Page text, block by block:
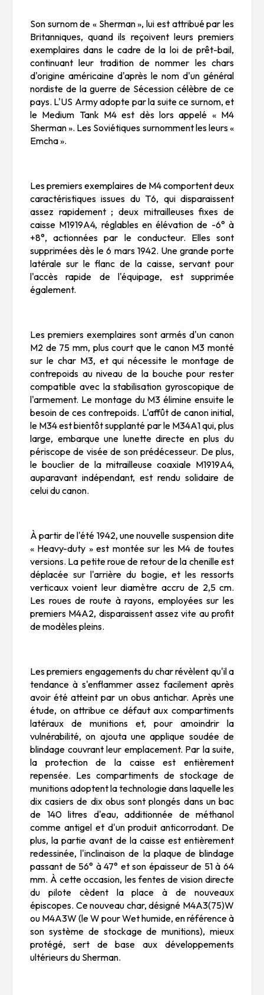
Son surnom de « Sherman », lui est attribué par les
Britanniques, quand ils reçoivent leurs premiers
exemplaires dans le cadre de la loi de prêt-bail,
continuant leur tradition de nommer les chars
d'origine américaine d'après le nom d'un général
nordiste de la guerre de Sécession célèbre de ce
pays. L'US Army adopte par la suite ce surnom, et
le Medium Tank M4 est dès lors appelé « M4
Sherman ». Les Soviétiques surnomment les leurs «
Emcha ».
Les premiers exemplaires de M4 comportent deux
caractéristiques issues du T6, qui disparaissent
assez rapidement ; deux mitrailleuses fixes de
caisse M1919A4, réglables en élévation de -6° à
+8°, actionnées par le conducteur. Elles sont
supprimées dès le 6 mars 1942. Une grande porte
latérale sur le flanc de la caisse, servant pour
l'accès rapide de l'équipage, est supprimée
également.
Les premiers exemplaires sont armés d'un canon
M2 de 75 mm, plus court que le canon M3 monté
sur le char M3, et qui nécessite le montage de
contrepoids au niveau de la bouche pour rester
compatible avec la stabilisation gyroscopique de
l'armement. Le montage du M3 élimine ensuite le
besoin de ces contrepoids. L'affût de canon initial,
le M34 est bientôt supplanté par le M34A1 qui, plus
large, embarque une lunette directe en plus du
périscope de visée de son prédécesseur. De plus,
le bouclier de la mitrailleuse coaxiale M1919A4,
auparavant indépendant, est rendu solidaire de
celui du canon.
À partir de l'été 1942, une nouvelle suspension dite
« Heavy-duty » est montée sur les M4 de toutes
versions. La petite roue de retour de la chenille est
déplacée sur l'arrière du bogie, et les ressorts
verticaux voient leur diamètre accru de 2,5 cm.
Les roues de route à rayons, employées sur les
premiers M4A2, disparaissent assez vite au profit
de modèles pleins.
Les premiers engagements du char révèlent qu'il a
tendance à s'enflammer assez facilement après
avoir été atteint par un obus antichar. Après une
étude, on attribue ce défaut aux compartiments
latéraux de munitions et, pour amoindrir la
vulnérabilité, on ajouta une applique soudée de
blindage couvrant leur emplacement. Par la suite,
la protection de la caisse est entièrement
repensée. Les compartiments de stockage de
munitions adoptent la technologie dans laquelle les
dix casiers de dix obus sont plongés dans un bac
de 140 litres d'eau, additionnée de méthanol
comme antigel et d'un produit anticorrodant. De
plus, la partie avant de la caisse est entièrement
redessinée, l'inclinaison de la plaque de blindage
passant de 56° à 47° et son épaisseur de 51 à 64
mm. À cette occasion, les fentes de vision directe
du pilote cèdent la place à de nouveaux
épiscopes. Ce nouveau char, désigné M4A3(75)W
ou M4A3W (le W pour Wet humide, en référence à
son système de stockage de munitions), mieux
protégé, sert de base aux développements
ultérieurs du Sherman.